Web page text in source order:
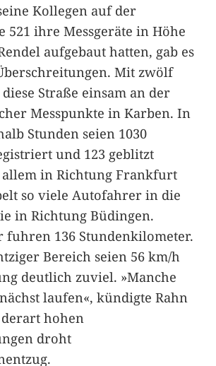
Kollegen auf der
521 ihre Messgeräte in Höhe
aufgebaut hatten, gab es
Mit zwölf
Straße einsam an der
Messpunkte in Karben. In
Stunden seien 1030
und 123 geblitzt
in Richtung Frankfurt
so viele Autofahrer in die
in Richtung Büdingen.
fuhren 136 Stundenkilometer.
Bereich seien 56 km/h
deutlich zuviel. »Manche
laufen«, kündigte Rahn
hohen
droht